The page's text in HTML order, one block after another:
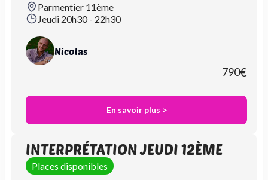
Parmentier 11ème
Jeudi 20h30 - 22h30
Nicolas
790€
En savoir plus >
INTERPRÉTATION JEUDI 12ÈME
Places disponibles